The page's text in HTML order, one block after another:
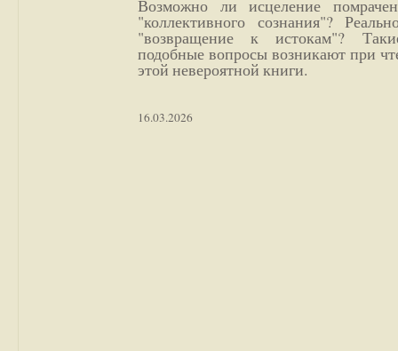
Возможно ли исцеление
"коллективного сознания"?
"возвращение к истокам"?
подобные вопросы возникают при
этой невероятной книги.
16.03.2026